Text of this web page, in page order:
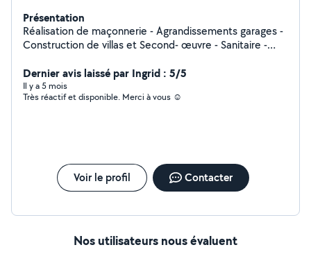
Présentation
Réalisation de maçonnerie - Agrandissements garages -
Construction de villas et Second- œuvre - Sanitaire -
Peinture - Soudure et Barrières balcon. Réalisation d'aire
de pétanque. Travaux tout corps d'état. Jardinage et
aménagement d'allées.
Dernier avis laissé par Ingrid : 5/5
Il y a 5 mois
Très réactif et disponible. Merci à vous ☺️
Voir le profil Contacter
Nos utilisateurs nous évaluent